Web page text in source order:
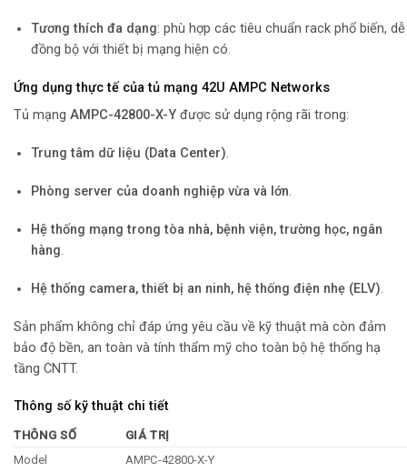
Tương thích đa dạng: phù hợp các tiêu chuẩn rack phổ biến, dễ
đồng bộ với thiết bị mạng hiện có.
Ứng dụng thực tế của tủ mạng 42U AMPC Networks
Tủ mạng AMPC-42800-X-Y được sử dụng rộng rãi trong:
Trung tâm dữ liệu (Data Center).
Phòng server của doanh nghiệp vừa và lớn.
Hệ thống mạng trong tòa nhà, bệnh viện, trường học, ngân
hàng.
Hệ thống camera, thiết bị an ninh, hệ thống điện nhẹ (ELV).
Sản phẩm không chỉ đáp ứng yêu cầu về kỹ thuật mà còn đảm
bảo độ bền, an toàn và tính thẩm mỹ cho toàn bộ hệ thống hạ
tầng CNTT.
Thông số kỹ thuật chi tiết
THÔNG SỐ
GIÁ TRỊ
Model
AMPC-42800-X-Y